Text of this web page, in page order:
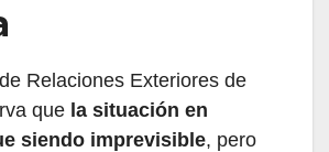
Relaciones Exteriores de
que la situación en
siendo imprevisible, pero